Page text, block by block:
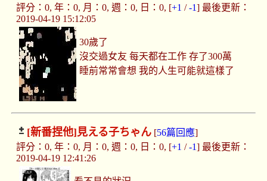
評分：0, 年：0, 月：0, 週：0, 日：0, [+1 /-1] 最後更新：
2019-04-19 15:12:05
30歲了
沒交過女友 每天都在工作 存了300萬
睡前常常會想 我的人生可能就這樣了
[新番捏他]見える子ちゃん[56篇回應]
評分：0, 年：0, 月：0, 週：0, 日：0, [+1 /-1] 最後更新：
2019-04-19 12:41:26